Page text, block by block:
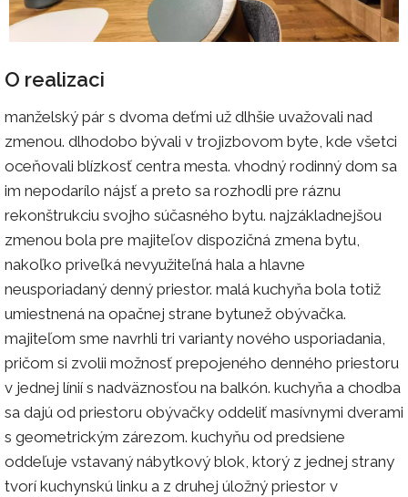
O realizaci
manželský pár s dvoma deťmi už dlhšie uvažovali nad
zmenou. dlhodobo bývali v trojizbovom byte, kde všetci
oceňovali blízkosť centra mesta. vhodný rodinný dom sa
im nepodarílo nájsť a preto sa rozhodli pre ráznu
rekonštrukciu svojho súčasného bytu. najzákladnejšou
zmenou bola pre majiteľov dispozičná zmena bytu,
nakoľko priveľká nevyužiteľná hala a hlavne
neusporiadaný denný priestor. malá kuchyňa bola totiž
umiestnená na opačnej strane bytunež obývačka.
majiteľom sme navrhli tri varianty nového usporiadania,
pričom si zvolii možnosť prepojeného denného priestoru
v jednej línií s nadväznosťou na balkón. kuchyňa a chodba
sa dajú od priestoru obývačky oddeliť masívnymi dverami
s geometrickým zárezom. kuchyňu od predsiene
oddeľuje vstavaný nábytkový blok, ktorý z jednej strany
tvorí kuchynskú linku a z druhej úložný priestor v